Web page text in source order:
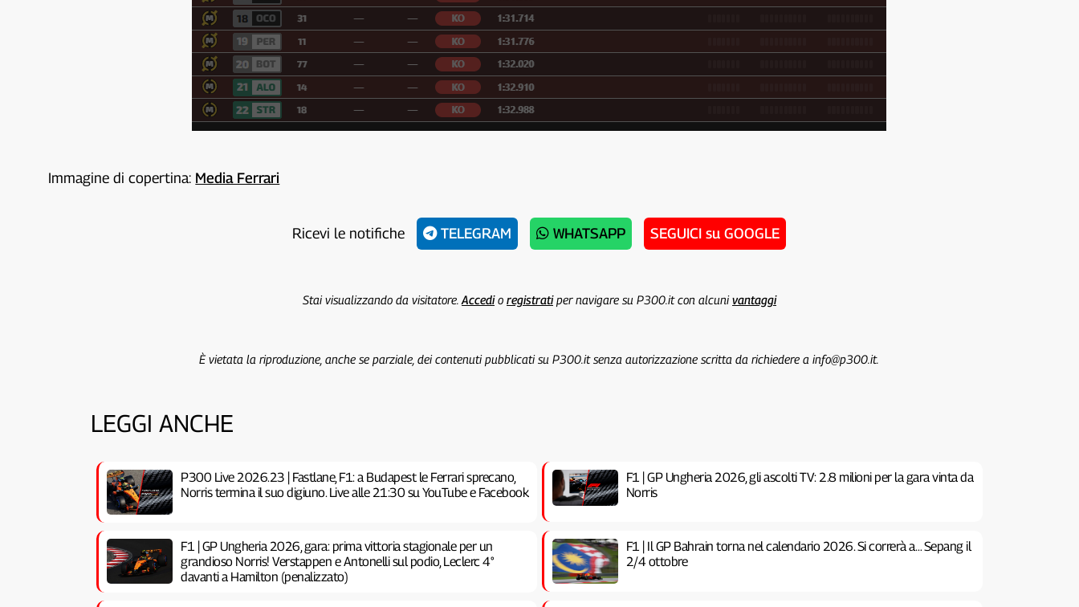
Immagine di copertina: Media Ferrari
Ricevi le notifiche TELEGRAM WHATSAPP SEGUICI su GOOGLE
Stai visualizzando da visitatore. Accedio registratiper navigare su P300.it con alcunivantaggi
È vietata la riproduzione, anche se parziale, dei contenuti pubblicati su P300.it senza autorizzazione scritta da richiedere a info@p300.it.
LEGGI ANCHE
P300 Live 2026.23 | Fastlane, F1: a Budapest le Ferrari sprecano,
Norris termina il suo digiuno. Live alle 21:30 su YouTube e Facebook
F1 | GP Ungheria 2026, gli ascolti TV: 2.8 milioni per la gara vinta da
Norris
F1 | GP Ungheria 2026, gara: prima vittoria stagionale per un
grandioso Norris! Verstappen e Antonelli sul podio, Leclerc 4°
davanti a Hamilton (penalizzato)
F1 | Il GP Bahrain torna nel calendario 2026. Si correrà a… Sepang il
2/4 ottobre